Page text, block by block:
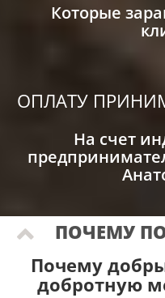
Которые
ОПЛАТУ
На счет
ПОЧЕМУ
Почему
добротную